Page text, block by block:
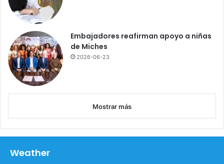
Embajadores reafirman apoyo a niñas
de Miches
2026-06-23
Mostrar más
Weather